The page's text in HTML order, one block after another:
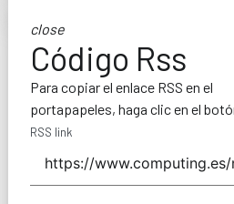
close
Código Rss
Para copiar el enlace RSS en el
portapapeles, haga clic en el
RSS link